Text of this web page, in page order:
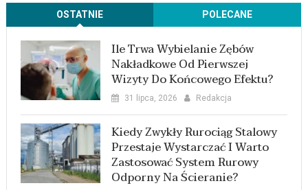
OSTATNIE POLECANE
Ile Trwa Wybielanie Zębów
Nakładkowe Od Pierwszej
Wizyty Do Końcowego Efektu?
31 lipca, 2026 Redakcja
Kiedy Zwykły Rurociąg Stalowy
Przestaje Wystarczać I Warto
Zastosować System Rurowy
Odporny Na Ścieranie?